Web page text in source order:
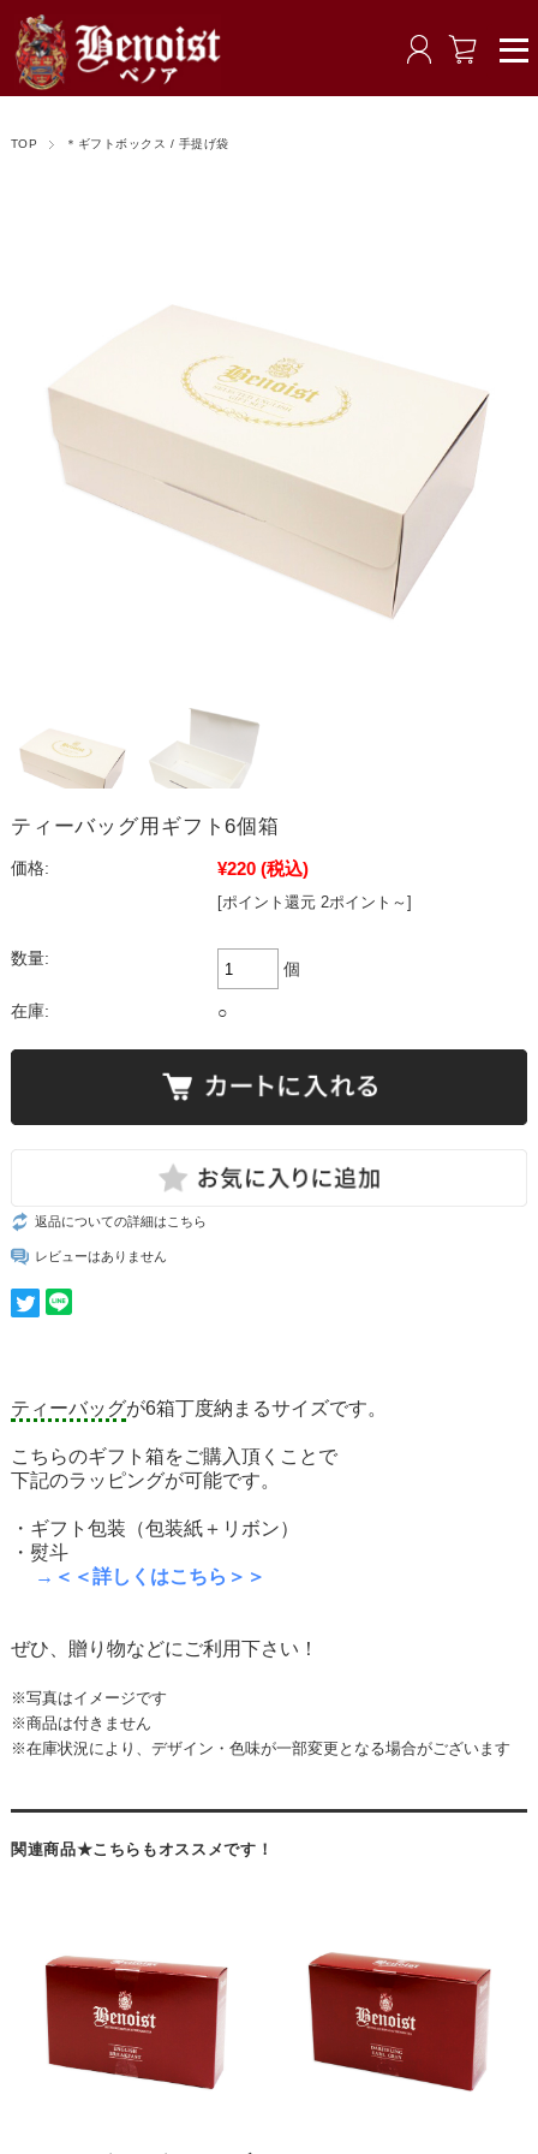
TOP ＊ギフトボックス / 手提げ袋
ティーバッグ用ギフト6個箱
価格: ¥220 (税込)
[ポイント還元 2ポイント～]
数量:
個
在庫: ○
返品についての詳細はこちら
レビューはありません
ティーバッグが6箱丁度納まるサイズです。
こちらのギフト箱をご購入頂くことで
下記のラッピングが可能です。
・ギフト包装（包装紙＋リボン）
・熨斗
→＜＜詳しくはこちら＞＞
ぜひ、贈り物などにご利用下さい！
※写真はイメージです
※商品は付きません
※在庫状況により、デザイン・色味が一部変更となる場合がございます
関連商品★こちらもオススメです！